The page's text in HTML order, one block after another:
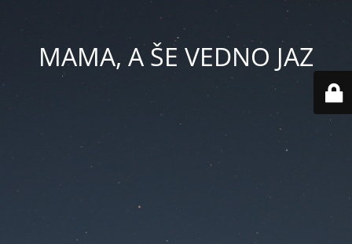
MAMA, A ŠE VEDNO JAZ